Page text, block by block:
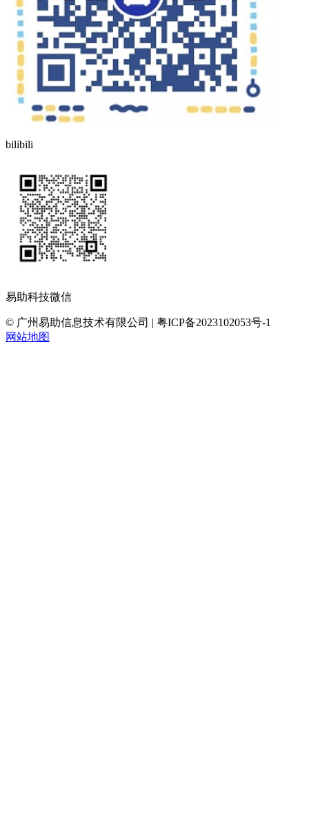
bilibili
易助科技微信
© 广州易助信息技术有限公司 | 粤ICP备2023102053号-1
网站地图